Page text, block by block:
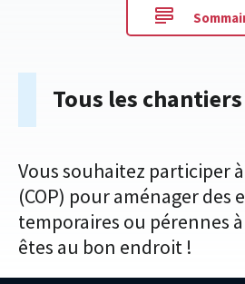
Tous les chantiers
Vous souhaitez participer
(COP) pour aménager des
temporaires ou pérennes
êtes au bon endroit !